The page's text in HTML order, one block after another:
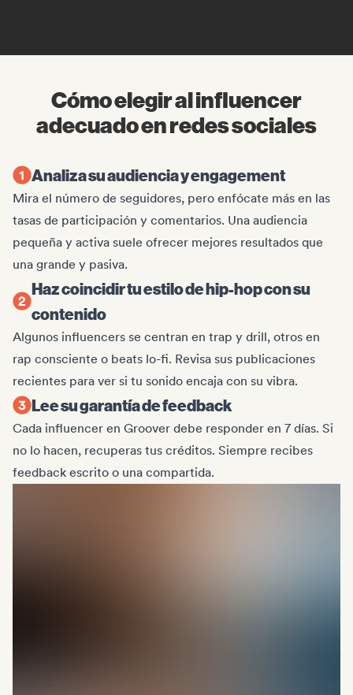
Cómo elegir al influencer
adecuado en redes sociales
Analiza su audiencia y engagement
Mira el número de seguidores, pero enfócate más en las
tasas de participación y comentarios. Una audiencia
pequeña y activa suele ofrecer mejores resultados que
una grande y pasiva.
Haz coincidir tu estilo de hip-hop con su
contenido
Algunos influencers se centran en trap y drill, otros en
rap consciente o beats lo-fi. Revisa sus publicaciones
recientes para ver si tu sonido encaja con su vibra.
Lee su garantía de feedback
Cada influencer en Groover debe responder en 7 días. Si
no lo hacen, recuperas tus créditos. Siempre recibes
feedback escrito o una compartida.